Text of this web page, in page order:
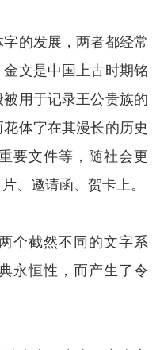
的发展，两者都经常
文是中国上古时期铭
用于记录王公贵族的
体字在其漫长的历史
要文件等，随社会更
、邀请函、贺卡上。
个截然不同的文字系
永恒性，而产生了令